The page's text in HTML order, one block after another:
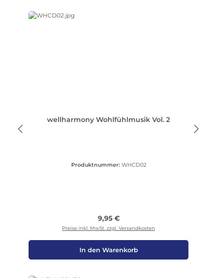
wellharmony Wohlfühlmusik Vol. 2
Produktnummer: WHCD02
Regulärer Preis:
9,95 €
Preise inkl. MwSt. zzgl. Versandkosten
In den Warenkorb